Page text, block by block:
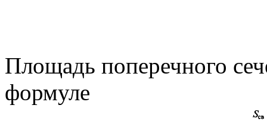
Площадь поперечного
формуле